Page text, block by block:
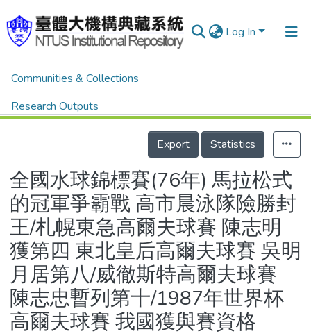
Log In
Communities & Collections
Research Outputs
Organizations
Statistics
Home 體育新聞剪報
Details
Export
Statistics
全國水球錦標賽(76年) 馬拉松式
的冠軍爭霸戰 高市晨泳隊險勝封
王/札幌東急高爾夫球賽 陳志明
獲第四 東北皇后高爾夫球賽 吳明
月居第八/威徹斯特高爾夫球賽
陳志忠暫列第十/1987年世界杯
高爾夫球賽 我國獲與賽資格